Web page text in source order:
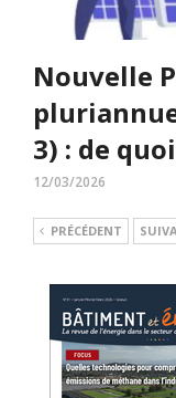
Nouvelle
3) : de
12/03/2026
PRÉCÉDENT